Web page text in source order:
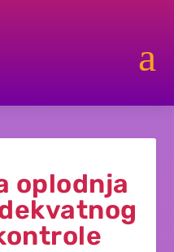
a
oplodnja